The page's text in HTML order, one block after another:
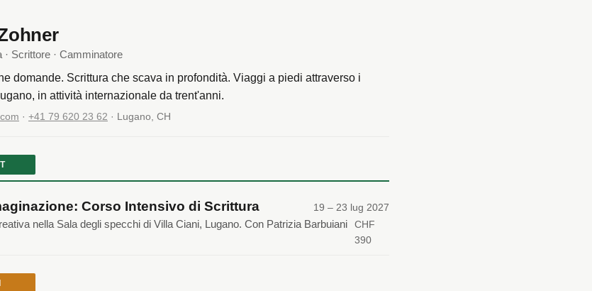
· Scrittore · Camminatore
domande. Scrittura che scava in profondità. Viaggi a piedi attraverso i
in attività internazionale da trent'anni.
· +41 79 620 23 62 · Lugano, CH
Corso Intensivo di Scrittura 19 – 23 lug 2027
nella Sala degli specchi di Villa Ciani, Lugano. Con Patrizia Barbuiani
CHF
390